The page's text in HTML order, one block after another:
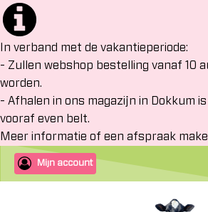
In verband met de vakantieperiode:
- Zullen webshop bestelling vanaf 10
worden.
- Afhalen in ons magazijn in Dokkum
vooraf even belt.
Meer informatie of een afspraak
Mijn account